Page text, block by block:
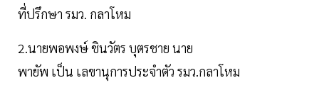
ที่ปรึกษา รมว. กลาโหม
2.นายพอพงษ์ ชินวัตร บุตรชาย นาย
พายัพ เป็น เลขานุการประจำตัว รมว.กลาโหม